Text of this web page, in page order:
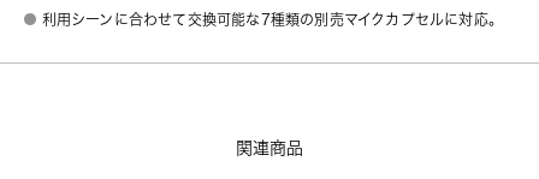
利用シーンに合わせて交換可能な7種類の別売マイクカプセルに対応。
関連商品